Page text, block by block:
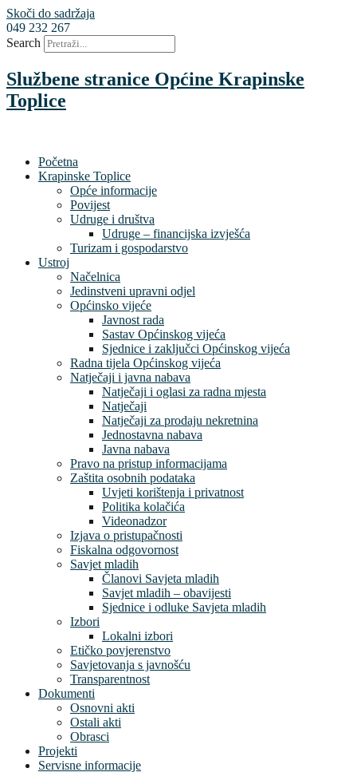
Skoči do sadržaja
049 232 267
Search
Službene stranice Općine Krapinske
Toplice
Početna
Krapinske Toplice
Opće informacije
Povijest
Udruge i društva
Udruge – financijska izvješća
Turizam i gospodarstvo
Ustroj
Načelnica
Jedinstveni upravni odjel
Općinsko vijeće
Javnost rada
Sastav Općinskog vijeća
Sjednice i zaključci Općinskog vijeća
Radna tijela Općinskog vijeća
Natječaji i javna nabava
Natječaji i oglasi za radna mjesta
Natječaji
Natječaji za prodaju nekretnina
Jednostavna nabava
Javna nabava
Pravo na pristup informacijama
Zaštita osobnih podataka
Uvjeti korištenja i privatnost
Politika kolačića
Videonadzor
Izjava o pristupačnosti
Fiskalna odgovornost
Savjet mladih
Članovi Savjeta mladih
Savjet mladih – obavijesti
Sjednice i odluke Savjeta mladih
Izbori
Lokalni izbori
Etičko povjerenstvo
Savjetovanja s javnošću
Transparentnost
Dokumenti
Osnovni akti
Ostali akti
Obrasci
Projekti
Servisne informacije